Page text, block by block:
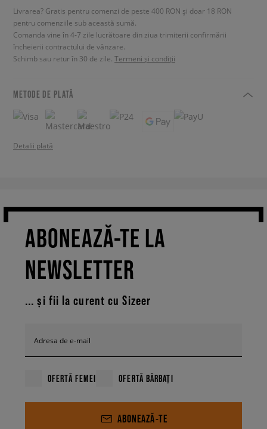
Livrarea? Gratis pentru comenzi de peste 400 RON și doar 18 RON
pentru comenziile sub această sumă.
Comanda vine în 4-7 zile lucrătoare din ziua trimiterii confirmării
încheierii contractului de vânzare.
Schimb sau retur în 30 de zile. Termeni și condiții
METODE DE PLATĂ
Detalii plată
ABONEAZĂ-TE LA
NEWSLETTER
... și fii la curent cu Sizeer
Adresa de e-mail
OFERTĂ FEMEI OFERTĂ BĂRBAȚI
ABONEAZĂ-TE